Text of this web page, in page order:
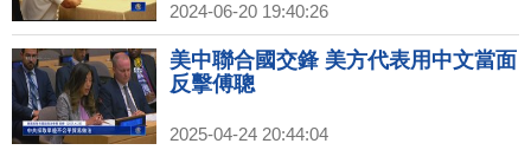
2024-06-20 19:40:26
美中聯合國交鋒 美方代表用中文當面
反擊傅聰
2025-04-24 20:44:04